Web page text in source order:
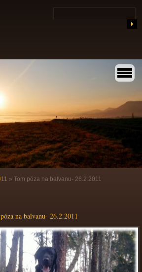
» Tom póza na balvanu- 26.2.2011
na balvanu- 26.2.2011